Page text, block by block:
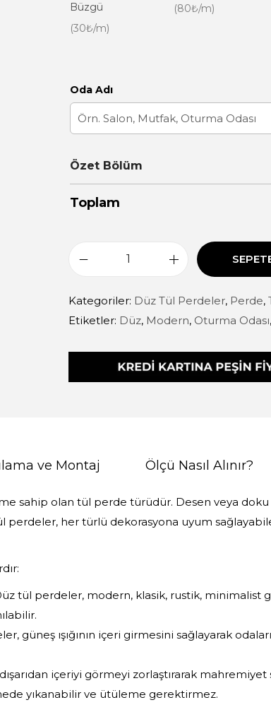
Büzgü
(30₺/m)
(80₺/m)
Oda Adı
Özet Bölüm
Toplam
Kategoriler: Düz Tül Perdeler, Perde,
Etiketler: Düz, Modern, Oturma Odası,
ve Montaj Ölçü Nasıl Alınır?
sahip olan tül perde türüdür. Desen veya
her türlü dekorasyona uyum
tül perdeler, modern, klasik, rustik, minimalist
güneş ışığının içeri girmesini sağlayarak odaları
içeriyi görmeyi zorlaştırarak mahremiyet
yıkanabilir ve ütüleme gerektirmez.